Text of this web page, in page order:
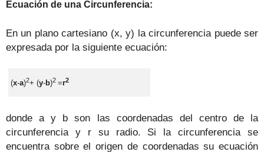
Ecuación de una Circunferencia:
En un plano cartesiano (x, y) la circunferencia puede ser
expresada por la siguiente ecuación:
(x-a)2+(y-b)2 =r2
donde a y b son las coordenadas del centro de la
circunferencia y r su radio. Si la circunferencia se
encuentra sobre el origen de coordenadas su ecuación